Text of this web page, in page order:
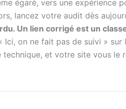
égaré, vers une expérience
lancez votre audit dès
Un lien corrigé est un
Ici, on ne fait pas de suivi »
technique, et votre site vous le